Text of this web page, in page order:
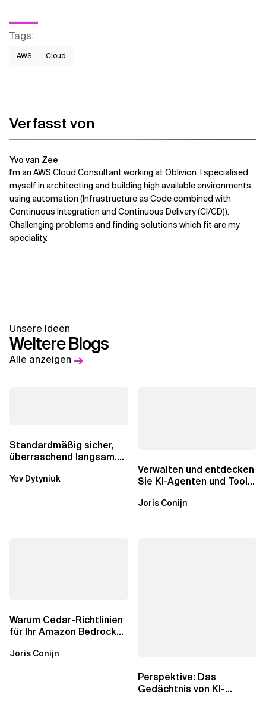
Tags:
AWS​ Cloud
Verfasst von
Yvo van Zee
I'm an AWS Cloud Consultant working at Oblivion. I specialised
myself in architecting and building high available environments
using automation (Infrastructure as Code combined with
Continuous Integration and Continuous Delivery (CI/CD)).
Challenging problems and finding solutions which fit are my
speciality.
Unsere Ideen
Weitere Blogs
Alle anzeigen
Standardmäßig sicher,
überraschend langsam.
über die RDS...
Yev Dytyniuk
Verwalten und entdecken
Sie KI-Agenten und Tools
AgentCore...
Joris Conijn
Warum Cedar-Richtlinien
für Ihr Amazon Bedrock
wichtig sind
Joris Conijn
Perspektive: Das
Gedächtnis von KI-